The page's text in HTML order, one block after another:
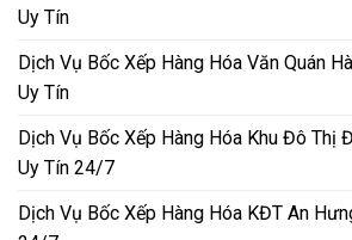
Uy Tín
Dịch Vụ Bốc Xếp Hàng Hóa Văn Quán
Uy Tín
Dịch Vụ Bốc Xếp Hàng Hóa Khu Đô Thị
Uy Tín 24/7
Dịch Vụ Bốc Xếp Hàng Hóa KĐT An